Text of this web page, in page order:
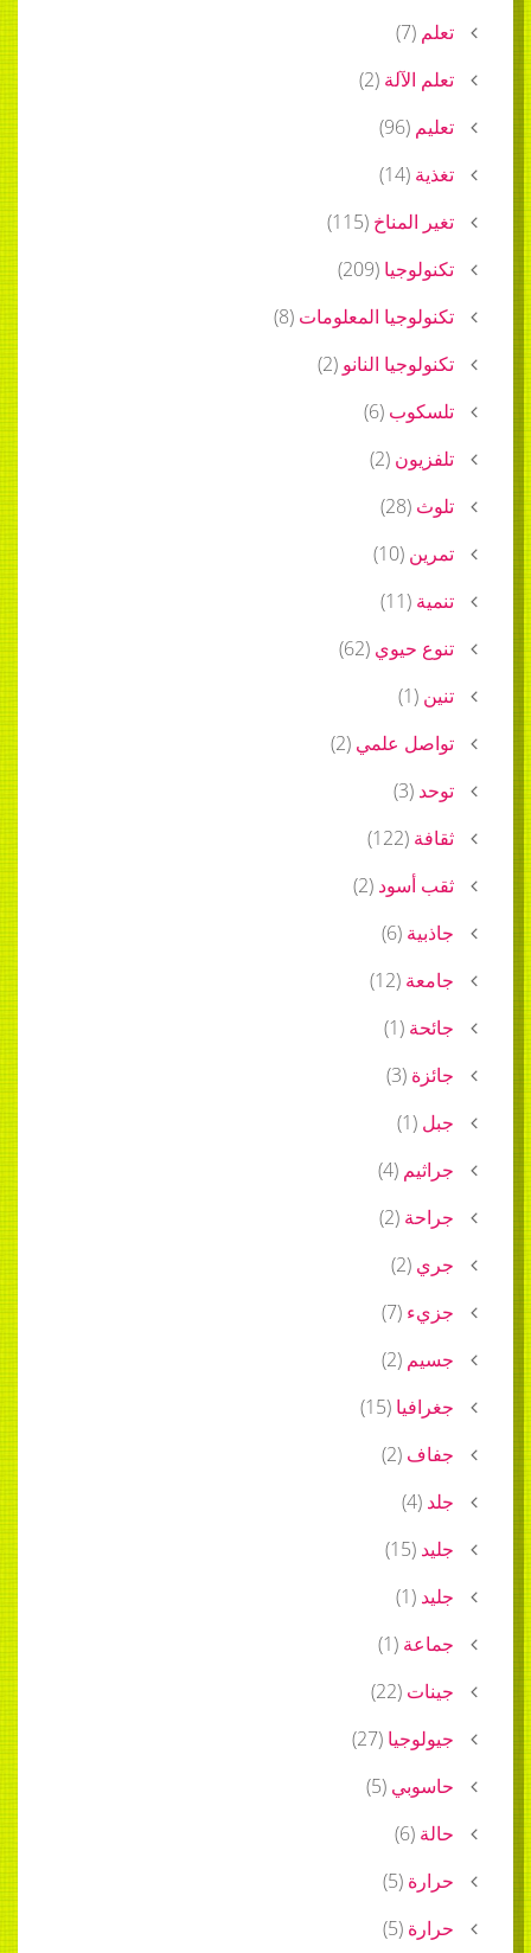
تعلم (
7
)
تعلم الآلة (
2
)
تعليم (
96
)
تغذية (
14
)
تغير المناخ (
115
)
تكنولوجيا (
209
)
تكنولوجيا المعلومات (
8
)
تكنولوجيا النانو (
2
)
تلسكوب (
6
)
تلفزيون (
2
)
تلوث (
28
)
تمرين (
10
)
تنمية (
11
)
تنوع حيوي (
62
)
تنين (
1
)
تواصل علمي (
2
)
توحد (
3
)
ثقافة (
122
)
ثقب أسود (
2
)
جاذبية (
6
)
جامعة (
12
)
جائحة (
1
)
جائزة (
3
)
جبل (
1
)
جراثيم (
4
)
جراحة (
2
)
جري (
2
)
جزيء (
7
)
جسيم (
2
)
جغرافيا (
15
)
جفاف (
2
)
جلد (
4
)
جليد (
15
)
جليد (
1
)
جماعة (
1
)
جينات (
22
)
جيولوجيا (
27
)
حاسوبي (
5
)
حالة (
6
)
حرارة (
5
)
حرارة (
5
)